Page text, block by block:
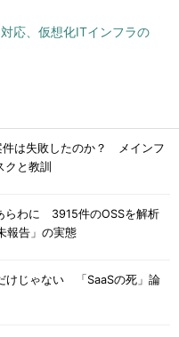
応、仮想化ITインフラの
件は失敗したのか？ メインフ
クと教訓
らわに 3915件のOSSを解析
報告」の実態
けじゃない 「SaaSの死」論